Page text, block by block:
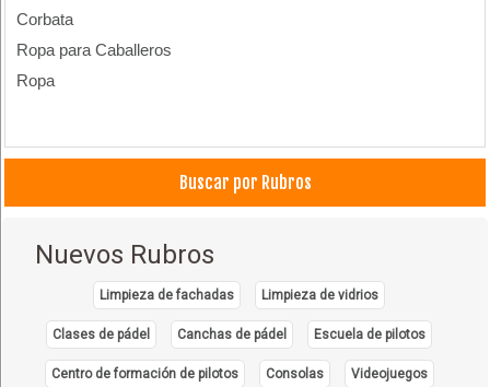
Corbata
Ropa para Caballeros
Ropa
Buscar por Rubros
Nuevos Rubros
Limpieza de fachadas Limpieza de vidrios
Clases de pádel Canchas de pádel Escuela de pilotos
Centro de formación de pilotos Consolas Videojuegos